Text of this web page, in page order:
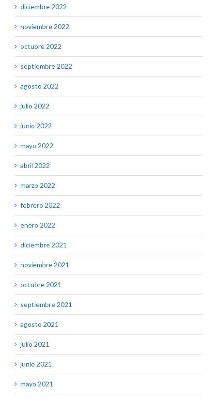
diciembre 2022
noviembre 2022
octubre 2022
septiembre 2022
agosto 2022
julio 2022
junio 2022
mayo 2022
abril 2022
marzo 2022
febrero 2022
enero 2022
diciembre 2021
noviembre 2021
octubre 2021
septiembre 2021
agosto 2021
julio 2021
junio 2021
mayo 2021